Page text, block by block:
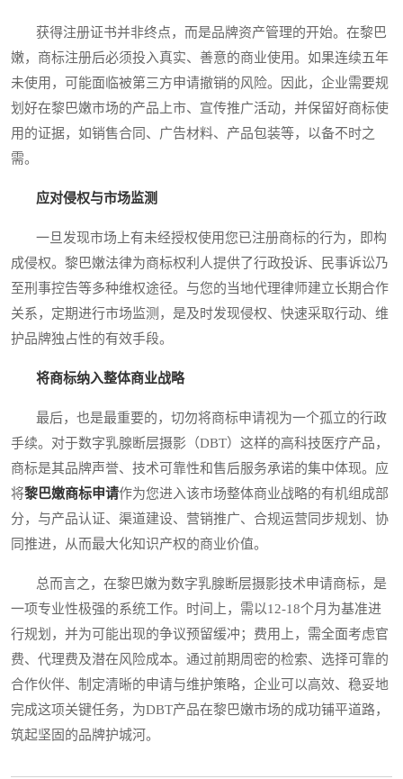
获得注册证书并非终点，而是品牌资产管理的开始。在黎巴
嫩，商标注册后必须投入真实、善意的商业使用。如果连续五年
未使用，可能面临被第三方申请撤销的风险。因此，企业需要规
划好在黎巴嫩市场的产品上市、宣传推广活动，并保留好商标使
用的证据，如销售合同、广告材料、产品包装等，以备不时之
需。
应对侵权与市场监测
一旦发现市场上有未经授权使用您已注册商标的行为，即构
成侵权。黎巴嫩法律为商标权利人提供了行政投诉、民事诉讼乃
至刑事控告等多种维权途径。与您的当地代理律师建立长期合作
关系，定期进行市场监测，是及时发现侵权、快速采取行动、维
护品牌独占性的有效手段。
将商标纳入整体商业战略
最后，也是最重要的，切勿将商标申请视为一个孤立的行政
手续。对于数字乳腺断层摄影（DBT）这样的高科技医疗产品，
商标是其品牌声誉、技术可靠性和售后服务承诺的集中体现。应
将黎巴嫩商标申请作为您进入该市场整体商业战略的有机组成部
分，与产品认证、渠道建设、营销推广、合规运营同步规划、协
同推进，从而最大化知识产权的商业价值。
总而言之，在黎巴嫩为数字乳腺断层摄影技术申请商标，是
一项专业性极强的系统工作。时间上，需以12-18个月为基准进
行规划，并为可能出现的争议预留缓冲；费用上，需全面考虑官
费、代理费及潜在风险成本。通过前期周密的检索、选择可靠的
合作伙伴、制定清晰的申请与维护策略，企业可以高效、稳妥地
完成这项关键任务，为DBT产品在黎巴嫩市场的成功铺平道路，
筑起坚固的品牌护城河。